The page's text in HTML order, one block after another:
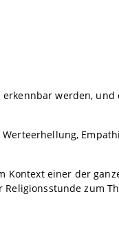
werden,
einer der
zum